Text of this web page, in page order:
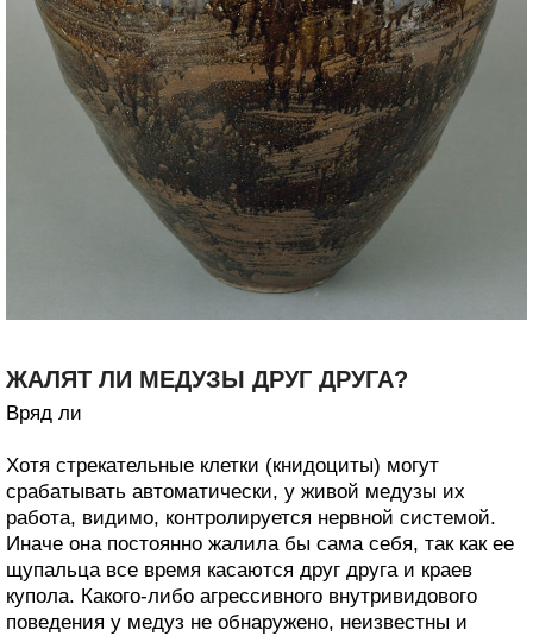
ЖАЛЯТ ЛИ МЕДУЗЫ ДРУГ ДРУГА?
Вряд ли
Хотя стрекательные клетки (книдоциты) могут
срабатывать автоматически, у живой медузы их
работа, видимо, контролируется нервной системой.
Иначе она постоянно жалила бы сама себя, так как ее
щупальца все время касаются друг друга и краев
купола. Какого-либо агрессивного внутривидового
поведения у медуз не обнаружено, неизвестны и